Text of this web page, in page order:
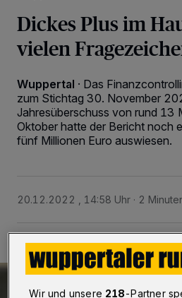
Dickes Plus im
vielen
Wuppertal · Das
zum Stichtag 30. November
Jahresüberschuss von rund 13
Oktober hatte der Bericht noch
fünf Millionen Euro auswiesen.
20.12.2022 , 14:58 Uhr 2
Wir und unsere 218-Partner